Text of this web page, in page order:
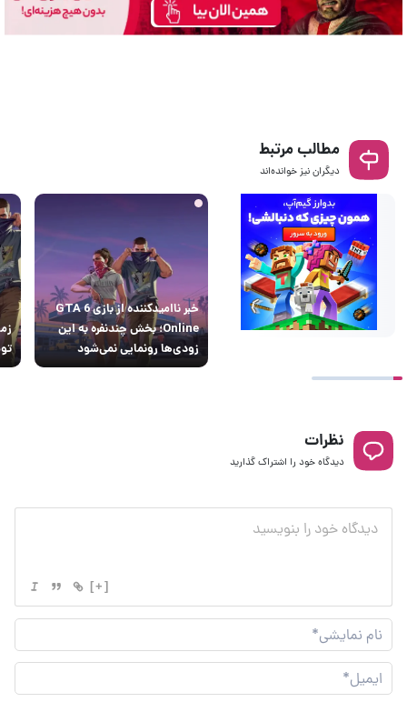
مطالب مرتبط
دیگران نیز خوانده‌اند
خبر ناامیدکننده از بازی GTA 6
Online؛ بخش چندنفره به این
زودی‌ها رونمایی نمی‌شود
نظرات
دیدگاه خود را اشتراک گذارید
[+]
نام